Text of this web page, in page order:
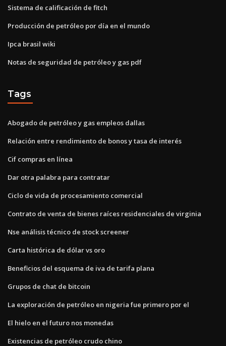
Sistema de calificación de fitch
Producción de petróleo por día en el mundo
Ipca brasil wiki
Notas de seguridad de petróleo y gas pdf
Tags
Abogado de petróleo y gas empleos dallas
Relación entre rendimiento de bonos y tasa de interés
Cif compras en línea
Dar otra palabra para contratar
Ciclo de vida de procesamiento comercial
Contrato de venta de bienes raíces residenciales de virginia
Nse análisis técnico de stock screener
Carta histórica de dólar vs oro
Beneficios del esquema de iva de tarifa plana
Grupos de chat de bitcoin
La exploración de petróleo en nigeria fue primero por el
El hielo en el futuro nos monedas
Existencias de petróleo crudo chino